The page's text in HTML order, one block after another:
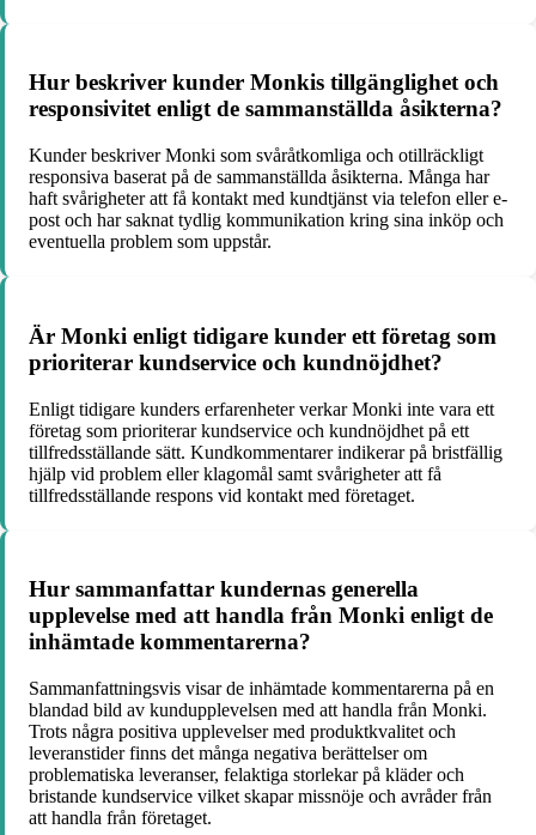
Hur beskriver kunder Monkis tillgänglighet och
responsivitet enligt de sammanställda åsikterna?
Kunder beskriver Monki som svåråtkomliga och otillräckligt
responsiva baserat på de sammanställda åsikterna. Många har
haft svårigheter att få kontakt med kundtjänst via telefon eller e-
post och har saknat tydlig kommunikation kring sina inköp och
eventuella problem som uppstår.
Är Monki enligt tidigare kunder ett företag som
prioriterar kundservice och kundnöjdhet?
Enligt tidigare kunders erfarenheter verkar Monki inte vara ett
företag som prioriterar kundservice och kundnöjdhet på ett
tillfredsställande sätt. Kundkommentarer indikerar på bristfällig
hjälp vid problem eller klagomål samt svårigheter att få
tillfredsställande respons vid kontakt med företaget.
Hur sammanfattar kundernas generella
upplevelse med att handla från Monki enligt de
inhämtade kommentarerna?
Sammanfattningsvis visar de inhämtade kommentarerna på en
blandad bild av kundupplevelsen med att handla från Monki.
Trots några positiva upplevelser med produktkvalitet och
leveranstider finns det många negativa berättelser om
problematiska leveranser, felaktiga storlekar på kläder och
bristande kundservice vilket skapar missnöje och avråder från
att handla från företaget.